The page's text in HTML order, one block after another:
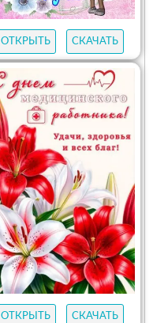
ОТКРЫТЬ СКАЧАТЬ
ОТКРЫТЬ СКАЧАТЬ